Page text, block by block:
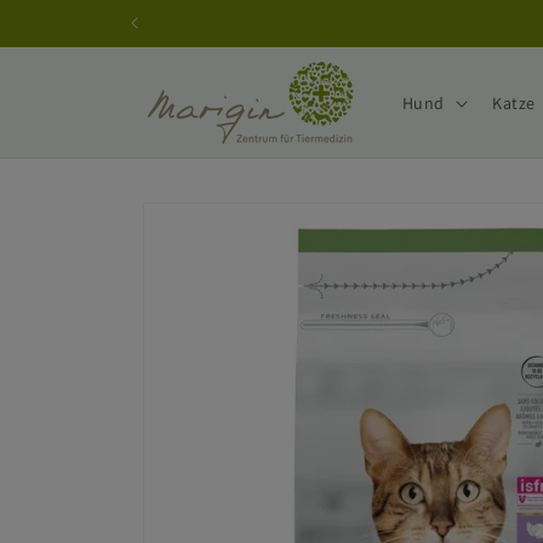
Inhalt
Hund Katze
Produktinformationen